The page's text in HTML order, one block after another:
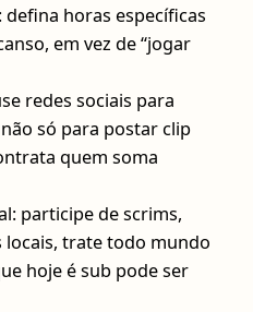
horas específicas
em vez de “jogar
redes sociais para
só para postar clip
quem soma
participe de scrims,
trate todo mundo
hoje é sub pode ser